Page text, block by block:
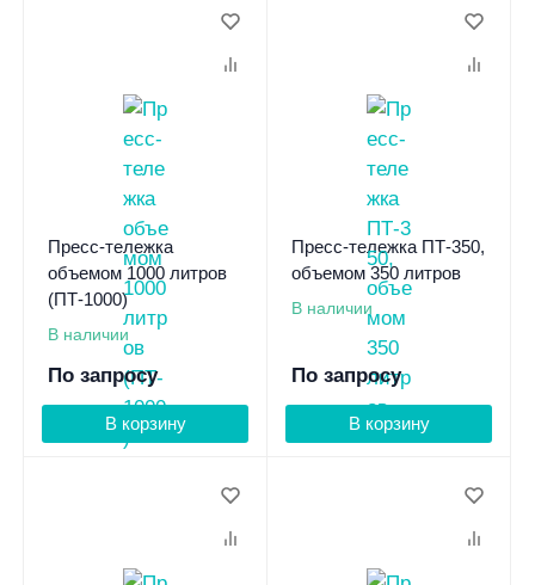
Пресс-тележка
объемом 1000 литров
(ПТ-1000)
В наличии
По запросу
В корзину
Пресс-тележка ПТ-350,
объемом 350 литров
В наличии
По запросу
В корзину